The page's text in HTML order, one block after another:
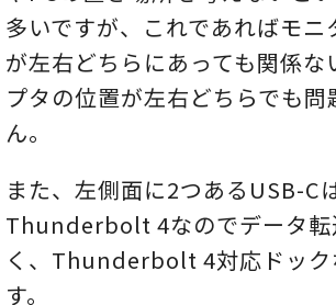
多いですが、これであればモニ
が左右どちらにあっても関係な
プタの位置が左右どちらでも問
ん。
また、左側面に2つあるUSB-C
Thunderbolt 4なのでデータ転
く、Thunderbolt 4対応ドック
す。